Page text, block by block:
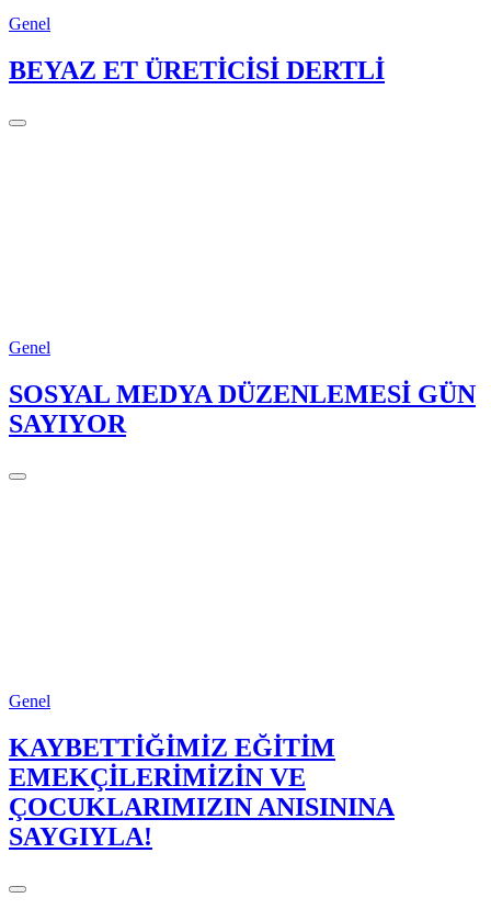
Genel
BEYAZ ET ÜRETİCİSİ DERTLİ
Genel
SOSYAL MEDYA DÜZENLEMESİ GÜN
SAYIYOR
Genel
KAYBETTİĞİMİZ EĞİTİM
EMEKÇİLERİMİZİN VE
ÇOCUKLARIMIZIN ANISININA
SAYGIYLA!